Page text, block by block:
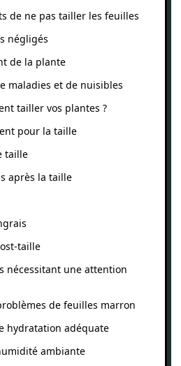
de ne pas tailler les feuilles
négligés
de la plante
maladies et de nuisibles
tailler vos plantes ?
pour la taille
taille
après la taille
taille
nécessitant une attention
de feuilles marron
hydratation adéquate
ambiante